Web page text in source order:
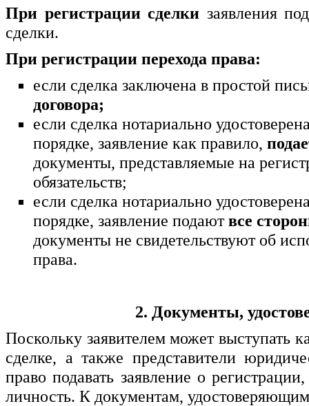
При регистрации сделки заявления
сделки.
При регистрации перехода права:
если сделка заключена в простой
договора;
если сделка нотариально
порядке, заявление как правило,
документы, представляемые на
обязательств;
если сделка нотариально
порядке, заявление подаютвсе
документы не свидетельствуют об
права.
2. Документы,
Поскольку заявителем может выступать
сделке, а также представители
право подавать заявление о
личность. К документам, удостоверяющим